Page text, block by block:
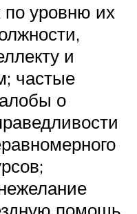
уровню их
и
частые
о